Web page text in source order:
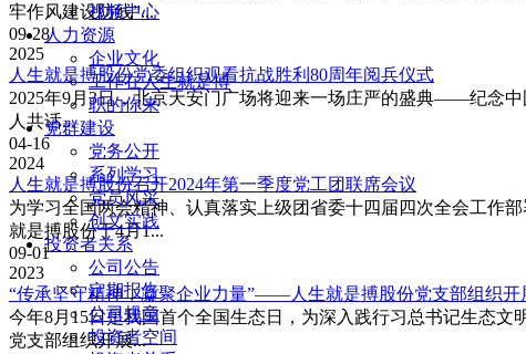
视频中心
人力资源
企业文化
工作在人生就是搏
职的你来
党群建设
党务公开
系列学习
党员风采
创文实践
投资者关系
公司公告
定期报告
公司规章
投资者空间
牢作风建设防线”...
09-28
2025
人生就是搏股份党委组织观看抗战胜利80周年阅兵仪式
2025年9月3日，北京天安门广场将迎来一场庄严的盛典——纪念
人共话...
04-16
2024
人生就是搏股份召开2024年第一季度党工团联席会议
为学习全国两会精神、认真落实上级团省委十四届四次全会工作
就是搏股份于4月1...
09-01
2023
“传承坚守精神，凝聚企业力量”——人生就是搏股份党支部组织开
今年8月15日是我国首个全国生态日，为深入践行习总书记生态
党支部组织开展...